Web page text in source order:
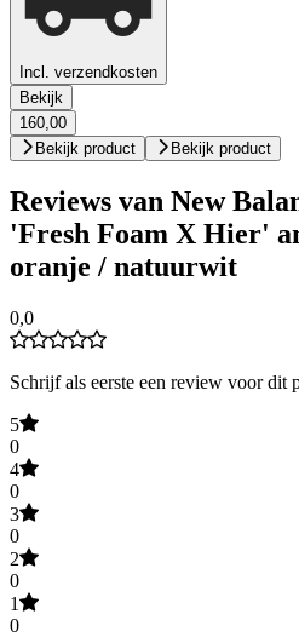
Incl. verzendkosten
Bekijk
160,00
Bekijk product
Bekijk product
Reviews van New
'Fresh Foam X Hier'
oranje / natuurwit
0,0
Schrijf als eerste een review voor dit
5
0
4
0
3
0
2
0
1
0